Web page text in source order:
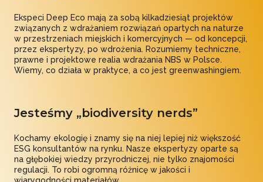
Ekspeci Deep Eco mają za sobą kilkadziesiąt projektów
związanych z wdrażaniem rozwiązań opartych na naturze
w przestrzeniach miejskich i komercyjnych — od koncepcji,
przez ekspertyzy, po wdrożenia. Rozumiemy techniczne,
prawne i projektowe realia wdrażania NBS w Polsce.
Wiemy, co działa w praktyce, a co jest greenwashingiem.
Jesteśmy „biodiversity nerds”
Kochamy ekologię i znamy się na niej lepiej niż większość
ESG konsultantów na rynku. Nasze ekspertyzy oparte są
na głębokiej wiedzy przyrodniczej, nie tylko znajomości
regulacji. To robi ogromną różnicę w jakości i
wiarygodności materiałów.